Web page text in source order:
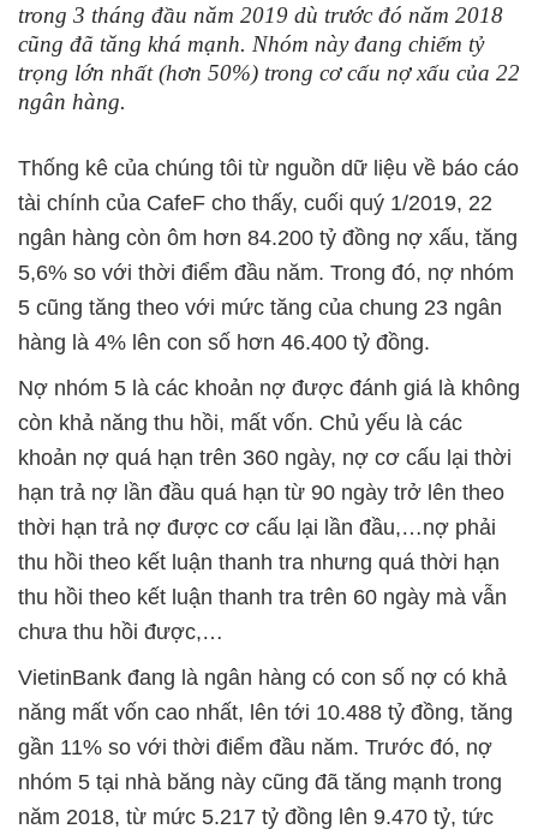
trong 3 tháng đầu năm 2019 dù trước đó năm 2018
cũng đã tăng khá mạnh. Nhóm này đang chiếm tỷ
trọng lớn nhất (hơn 50%) trong cơ cấu nợ xấu của 22
ngân hàng.
Thống kê của chúng tôi từ nguồn dữ liệu về báo cáo
tài chính của CafeF cho thấy, cuối quý 1/2019, 22
ngân hàng còn ôm hơn 84.200 tỷ đồng nợ xấu, tăng
5,6% so với thời điểm đầu năm. Trong đó, nợ nhóm
5 cũng tăng theo với mức tăng của chung 23 ngân
hàng là 4% lên con số hơn 46.400 tỷ đồng.
Nợ nhóm 5 là các khoản nợ được đánh giá là không
còn khả năng thu hồi, mất vốn. Chủ yếu là các
khoản nợ quá hạn trên 360 ngày, nợ cơ cấu lại thời
hạn trả nợ lần đầu quá hạn từ 90 ngày trở lên theo
thời hạn trả nợ được cơ cấu lại lần đầu,…nợ phải
thu hồi theo kết luận thanh tra nhưng quá thời hạn
thu hồi theo kết luận thanh tra trên 60 ngày mà vẫn
chưa thu hồi được,…
VietinBank đang là ngân hàng có con số nợ có khả
năng mất vốn cao nhất, lên tới 10.488 tỷ đồng, tăng
gần 11% so với thời điểm đầu năm. Trước đó, nợ
nhóm 5 tại nhà băng này cũng đã tăng mạnh trong
năm 2018, từ mức 5.217 tỷ đồng lên 9.470 tỷ, tức